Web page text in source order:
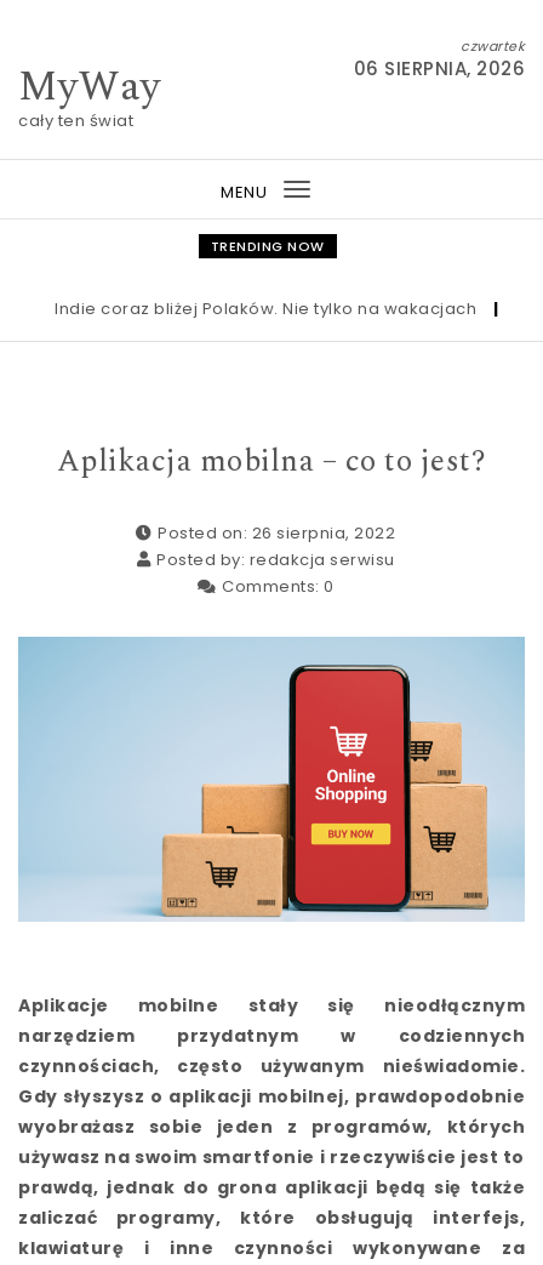
MyWay
cały ten świat
czwartek
06 SIERPNIA, 2026
MENU
Toggle
navigation
TRENDING NOW
Indie coraz bliżej Polaków. Nie tylko na wakacjach |
Aplikacja mobilna – co to jest?
Posted on: 26 sierpnia, 2022
Posted by: redakcja serwisu
Comments: 0
Aplikacje mobilne stały się nieodłącznym
narzędziem przydatnym w codziennych
czynnościach, często używanym nieświadomie.
Gdy słyszysz o aplikacji mobilnej, prawdopodobnie
wyobrażasz sobie jeden z programów, których
używasz na swoim smartfonie i rzeczywiście jest to
prawdą, jednak do grona aplikacji będą się także
zaliczać programy, które obsługują interfejs,
klawiaturę i inne czynności wykonywane za